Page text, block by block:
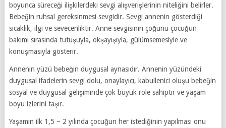
boyunca süreceği ilişkilerdeki sevgi alışverişlerinin niteliğini belirler.
Bebeğin ruhsal gereksinmesi sevgidir. Sevgi annenin gösterdiği
sıcaklık, ilgi ve sevecenliktir. Anne sevgisinin çoğunu çocuğun
bakımı sırasında tutuşuyla, okşayışıyla, gülümsemesiyle ve
konuşmasıyla gösterir.
Annenin yüzü bebeğin duygusal aynasıdır. Annenin yüzündeki
duygusal ifadelerin sevgi dolu, onaylayıcı, kabullenici oluşu bebeğin
sosyal ve duygusal gelişiminde çok büyük role sahiptir ve yaşam
boyu izlerini taşır.
Yaşamın ilk 1,5 – 2 yılında çocuğun her istediğinin yapılması onu